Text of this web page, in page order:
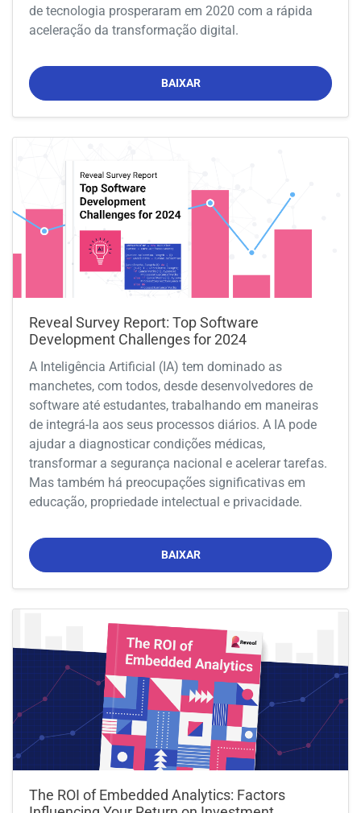
de tecnologia prosperaram em 2020 com a rápida
aceleração da transformação digital.
BAIXAR
Reveal Survey Report: Top Software
Development Challenges for 2024
A Inteligência Artificial (IA) tem dominado as
manchetes, com todos, desde desenvolvedores de
software até estudantes, trabalhando em maneiras
de integrá-la aos seus processos diários. A IA pode
ajudar a diagnosticar condições médicas,
transformar a segurança nacional e acelerar tarefas.
Mas também há preocupações significativas em
educação, propriedade intelectual e privacidade.
BAIXAR
The ROI of Embedded Analytics: Factors